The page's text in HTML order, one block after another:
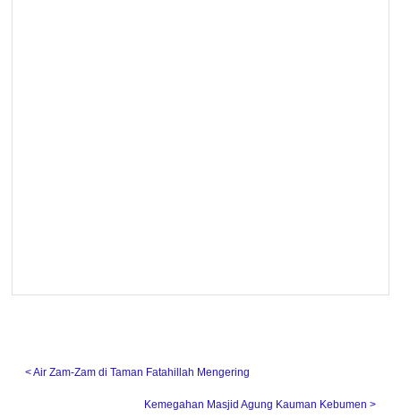
˂ Air Zam-Zam di Taman Fatahillah Mengering
Kemegahan Masjid Agung Kauman Kebumen ˃